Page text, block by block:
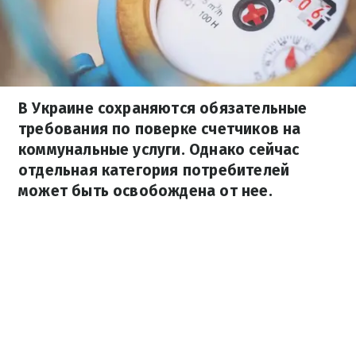
В Украине сохраняются обязательные
требования по поверке счетчиков на
коммунальные услуги. Однако сейчас
отдельная категория потребителей
может быть освобождена от нее.